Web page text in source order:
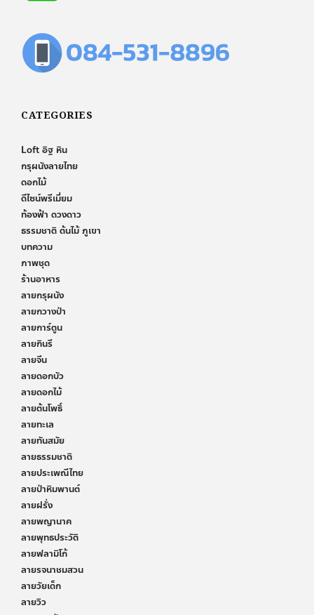
CATEGORIES
Loft อิฐ หิน
กรุผนังลายไทย
ดอกไม้
ดีไซน์พรีเมี่ยม
ท้องฟ้า ดวงดาว
ธรรมชาติ ต้นไม้ ภูเขา
บทความ
ภาพชุด
ร้านอาหาร
ลายกรุผนัง
ลายกวางป่า
ลายการ์ตูน
ลายกินรี
ลายจีน
ลายดอกบัว
ลายดอกไม้
ลายต้นโพธิ์
ลายทะเล
ลายทันสมัย
ลายธรรมชาติ
ลายประเพณีไทย
ลายป่าหิมพานต์
ลายฝรั่ง
ลายพญานาค
ลายพุทธประวัติ
ลายฟลามิโก้
ลายรจนาชมสวน
ลายวัยเด็ก
ลายวิว